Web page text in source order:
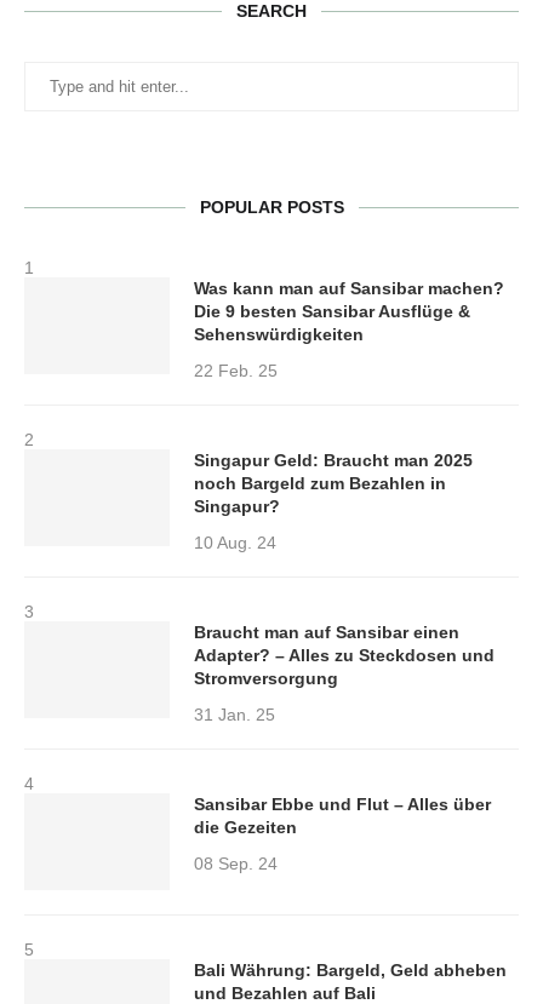
SEARCH
POPULAR POSTS
1
Was kann man auf Sansibar machen?
Die 9 besten Sansibar Ausflüge &
Sehenswürdigkeiten
22 Feb. 25
2
Singapur Geld: Braucht man 2025
noch Bargeld zum Bezahlen in
Singapur?
10 Aug. 24
3
Braucht man auf Sansibar einen
Adapter? – Alles zu Steckdosen und
Stromversorgung
31 Jan. 25
4
Sansibar Ebbe und Flut – Alles über
die Gezeiten
08 Sep. 24
5
Bali Währung: Bargeld, Geld abheben
und Bezahlen auf Bali